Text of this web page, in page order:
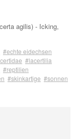
agilis) - Icking,
#echte eidechsen
#lacertilia
#reptilien
#skinkartige #sonnen